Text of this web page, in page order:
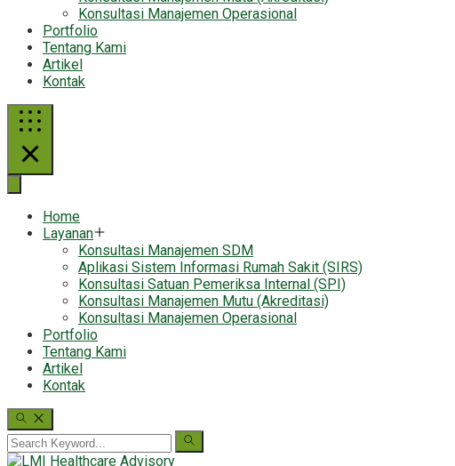
Konsultasi Manajemen Operasional
Portfolio
Tentang Kami
Artikel
Kontak
Home
Layanan
Konsultasi Manajemen SDM
Aplikasi Sistem Informasi Rumah Sakit (SIRS)
Konsultasi Satuan Pemeriksa Internal (SPI)
Konsultasi Manajemen Mutu (Akreditasi)
Konsultasi Manajemen Operasional
Portfolio
Tentang Kami
Artikel
Kontak